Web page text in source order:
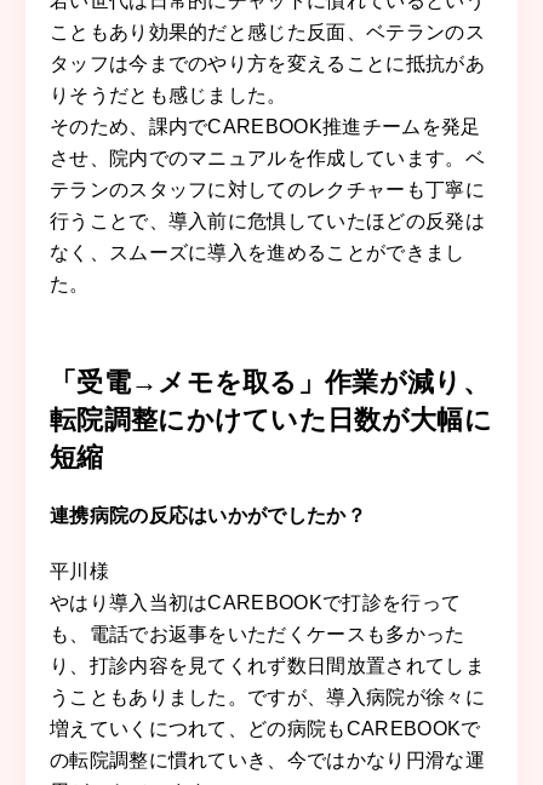
こともあり効果的だと感じた反面、ベテランのス
タッフは今までのやり方を変えることに抵抗があ
りそうだとも感じました。
そのため、課内でCAREBOOK推進チームを発足
させ、院内でのマニュアルを作成しています。ベ
テランのスタッフに対してのレクチャーも丁寧に
行うことで、導入前に危惧していたほどの反発は
なく、スムーズに導入を進めることができまし
た。
「受電→メモを取る」作業が減り、
転院調整にかけていた日数が大幅に
短縮
連携病院の反応はいかがでしたか？
平川様
やはり導入当初はCAREBOOKで打診を行って
も、電話でお返事をいただくケースも多かった
り、打診内容を見てくれず数日間放置されてしま
うこともありました。ですが、導入病院が徐々に
増えていくにつれて、どの病院もCAREBOOKで
の転院調整に慣れていき、今ではかなり円滑な運